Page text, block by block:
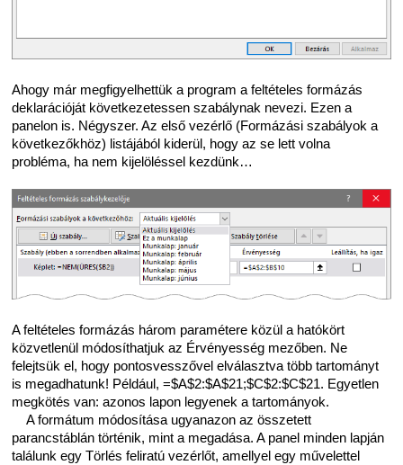
Ahogy már megfigyelhettük a program a feltételes formázás
deklarációját következetessen szabálynak nevezi. Ezen a
panelon is. Négyszer. Az első vezérlő (Formázási szabályok a
következőkhöz) listájából kiderül, hogy az se lett volna
probléma, ha nem kijelöléssel kezdünk…
A feltételes formázás három paramétere közül a hatókört
közvetlenül módosíthatjuk az Érvényesség mezőben. Ne
felejtsük el, hogy pontosvesszővel elválasztva több tartományt
is megadhatunk! Például, =$A$2:$A$21;$C$2:$C$21. Egyetlen
megkötés van: azonos lapon legyenek a tartományok.
A formátum módosítása ugyanazon az összetett
parancstáblán történik, mint a megadása. A panel minden lapján
találunk egy Törlés feliratú vezérlőt, amellyel egy művelettel